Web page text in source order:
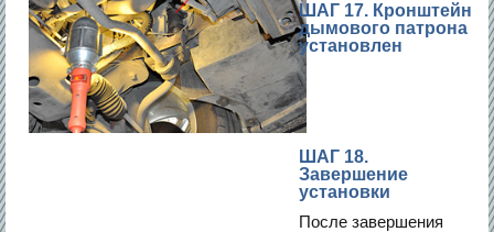
ШАГ 17. Кронштейн
дымового патрона
установлен
ШАГ 18.
Завершение
установки
После завершения